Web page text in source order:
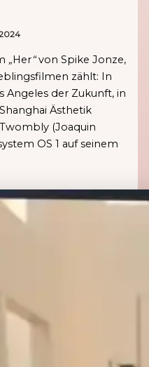
„Her“von Spike Jonze,
zählt: In
der Zukunft, in
Ästhetik
(Joaquin
OS 1 auf seinem